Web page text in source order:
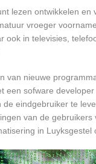
lezen ontwikkelen en
vroeger
in televisies,
van nieuwe
een sofware
eindgebruiker te
van de
in Luyksgestel